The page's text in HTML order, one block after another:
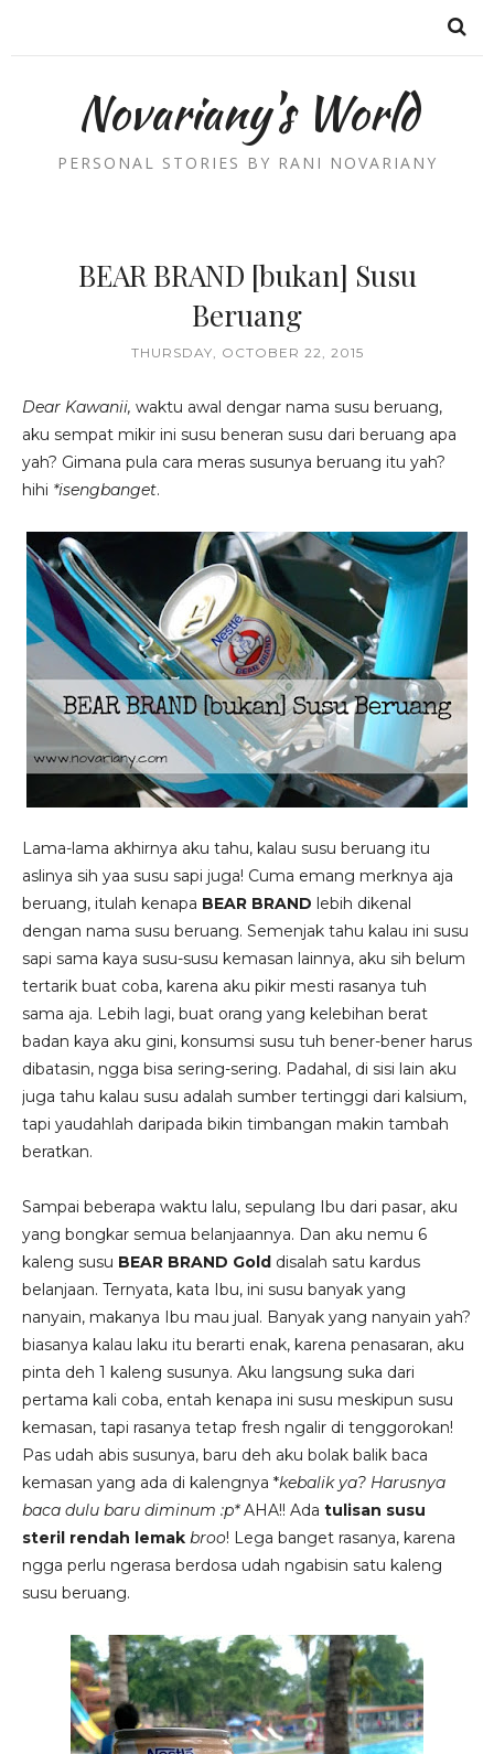
Novariany's World
PERSONAL STORIES BY RANI NOVARIANY
BEAR BRAND [bukan] Susu
Beruang
THURSDAY, OCTOBER 22, 2015
Dear Kawanii, waktu awal dengar nama susu beruang,
aku sempat mikir ini susu beneran susu dari beruang apa
yah? Gimana pula cara meras susunya beruang itu yah?
hihi *isengbanget.
Lama-lama akhirnya aku tahu, kalau susu beruang itu
aslinya sih yaa susu sapi juga! Cuma emang merknya aja
beruang, itulah kenapa BEAR BRAND lebih dikenal
dengan nama susu beruang. Semenjak tahu kalau ini susu
sapi sama kaya susu-susu kemasan lainnya, aku sih belum
tertarik buat coba, karena aku pikir mesti rasanya tuh
sama aja. Lebih lagi, buat orang yang kelebihan berat
badan kaya aku gini, konsumsi susu tuh bener-bener harus
dibatasin, ngga bisa sering-sering. Padahal, di sisi lain aku
juga tahu kalau susu adalah sumber tertinggi dari kalsium,
tapi yaudahlah daripada bikin timbangan makin tambah
beratkan.
Sampai beberapa waktu lalu, sepulang Ibu dari pasar, aku
yang bongkar semua belanjaannya. Dan aku nemu 6
kaleng susu BEAR BRAND Gold disalah satu kardus
belanjaan. Ternyata, kata Ibu, ini susu banyak yang
nanyain, makanya Ibu mau jual. Banyak yang nanyain yah?
biasanya kalau laku itu berarti enak, karena penasaran, aku
pinta deh 1 kaleng susunya. Aku langsung suka dari
pertama kali coba, entah kenapa ini susu meskipun susu
kemasan, tapi rasanya tetap fresh ngalir di tenggorokan!
Pas udah abis susunya, baru deh aku bolak balik baca
kemasan yang ada di kalengnya *kebalik ya? Harusnya
baca dulu baru diminum :p*AHA!! Ada tulisan susu
steril rendah lemak broo! Lega banget rasanya, karena
ngga perlu ngerasa berdosa udah ngabisin satu kaleng
susu beruang.